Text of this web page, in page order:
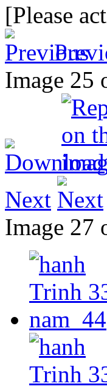
[Please
Image 25
Next
Image 27